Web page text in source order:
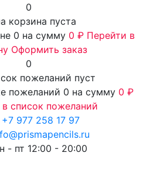
0
корзина пуста
0 на сумму 0 ₽ Перейти в
Оформить заказ
0
пожеланий пуст
пожеланий 0 на сумму 0 ₽
список пожеланий
+7 977 258 17 97
- пт 12:00 - 20:00